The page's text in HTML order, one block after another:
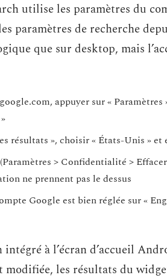
utilise les paramètres du
paramètres de recherche
que sur desktop, mais
appuyer sur «
résultats », choisir « États-Unis » et
> Confidentialité >
ne prennent pas le dessus
Google est bien réglée sur «
à l’écran d’accueil
modifiée, les résultats du